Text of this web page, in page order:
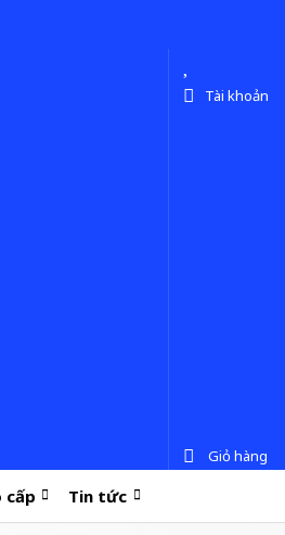
Tài khoản
Giỏ hàng
cấp Tin tức